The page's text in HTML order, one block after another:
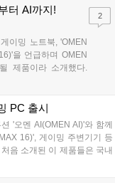
랑합니다....
시장에서 12분기 연속 점
이밍 시장에 본격 진출한 이
페인과 제품 라인업으로 18
세를 보였다. 이후에도 지속
을 통해 시장 내 입지를 꾸
터 AI까지!
이밍 노트북, 'OMEN
을 언급하며 OMEN
제품이라 소개했다.
16은 인텔 코어 울트
강화도 올해 안으로
2
PC 출시
'오멘 AI(OMEN AI)'와 함께
16)', 게이밍 주변기기 등
음 소개된 이 제품들은 국내
춤형 플레이 경험을 선사할